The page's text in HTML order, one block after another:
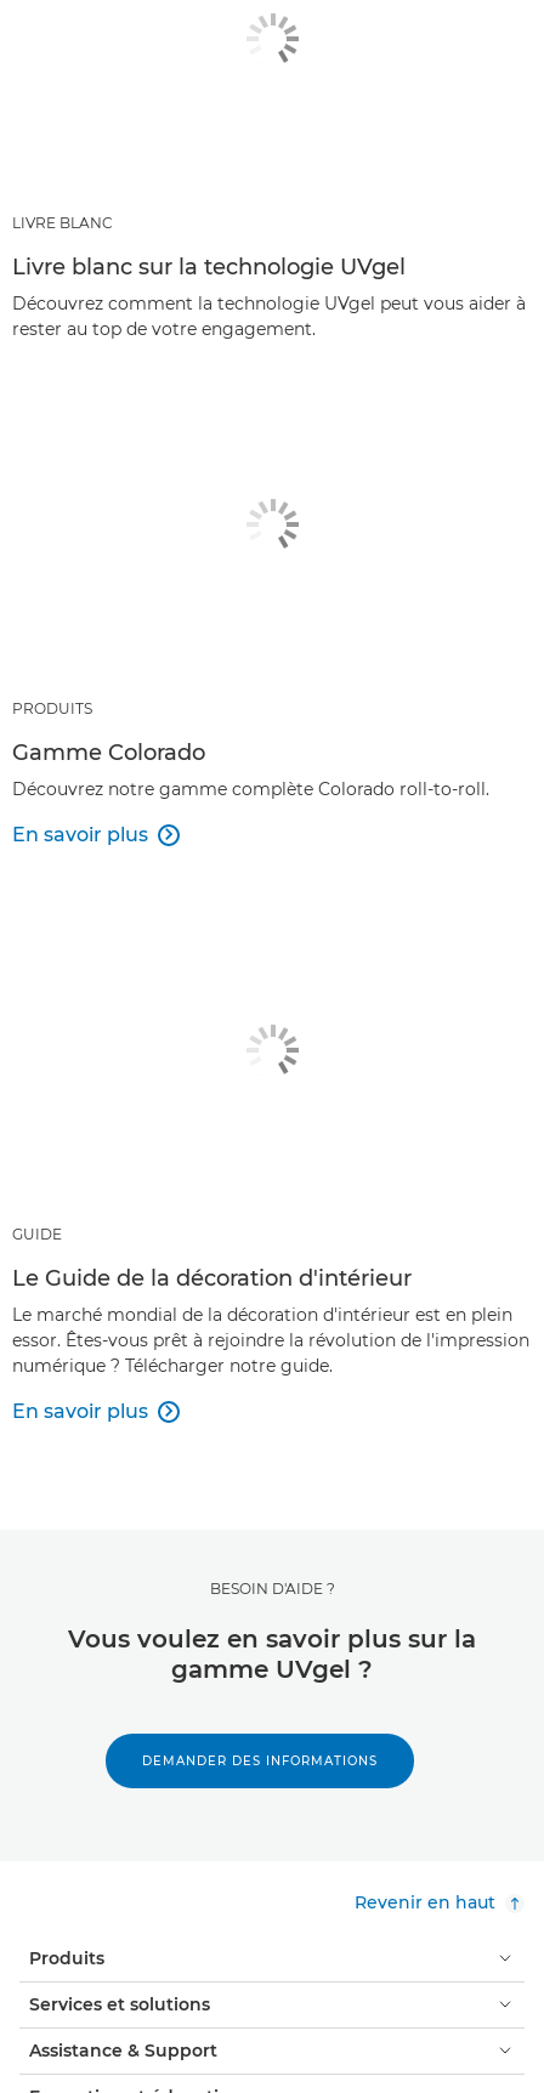
LIVRE BLANC
Livre blanc sur la technologie UVgel
Découvrez comment la technologie UVgel peut vous aider à
rester au top de votre engagement.
PRODUITS
Gamme Colorado
Découvrez notre gamme complète Colorado roll-to-roll.
En savoir plus 
GUIDE
Le Guide de la décoration d'intérieur
Le marché mondial de la décoration d'intérieur est en plein
essor. Êtes-vous prêt à rejoindre la révolution de l'impression
numérique ? Télécharger notre guide.
En savoir plus 
BESOIN D'AIDE ?
Vous voulez en savoir plus sur la
gamme UVgel ?
DEMANDER DES INFORMATIONS
Revenir en haut
Produits
Services et solutions
Assistance & Support